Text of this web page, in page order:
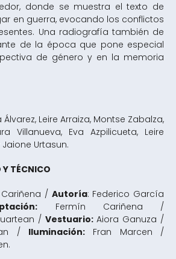
donde se muestra el texto de
en guerra, evocando los conflictos
Una radiografía también de
de la época que pone especial
de género y en la memoria
Leire Arraiza, Montse Zabalza,
Villanueva, Eva Azpilicueta, Leire
Jaione Urtasun.
Y TÉCNICO
/ Autoría: Federico García
Fermín Cariñena /
/ Vestuario:Aiora Ganuza /
/ Iluminación: Fran Marcen /